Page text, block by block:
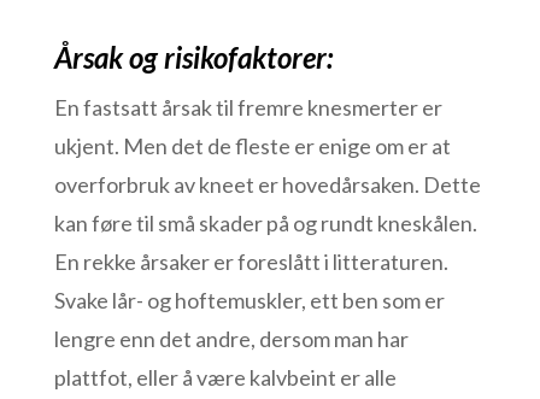
Årsak og risikofaktorer:
En fastsatt årsak til fremre knesmerter er
ukjent. Men det de fleste er enige om er at
overforbruk av kneet er hovedårsaken. Dette
kan føre til små skader på og rundt kneskålen.
En rekke årsaker er foreslått i litteraturen.
Svake lår- og hoftemuskler, ett ben som er
lengre enn det andre, dersom man har
plattfot, eller å være kalvbeint er alle